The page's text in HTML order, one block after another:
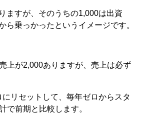
ますが、そのうちの1,000は出資
ら乗っかったというイメージです。
上が2,000ありますが、売上は必ず
リセットして、毎年ゼロからスタ
で前期と比較します。